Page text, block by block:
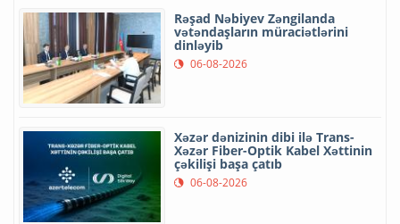
Rəşad Nəbiyev Zəngilanda
vətəndaşların müraciətlərini
dinləyib
06-08-2026
Xəzər dənizinin dibi ilə Trans-
Xəzər Fiber-Optik Kabel Xəttinin
çəkilişi başa çatıb
06-08-2026